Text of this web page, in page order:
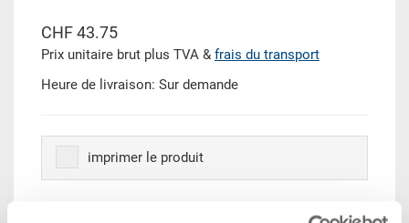
CHF 43.75
Prix unitaire brut plus TVA & frais du transport
Heure de livraison: Sur demande
imprimer le produit